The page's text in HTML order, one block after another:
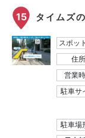
15 タイムズ
スポッ
住所
営業
駐車サ
駐車場